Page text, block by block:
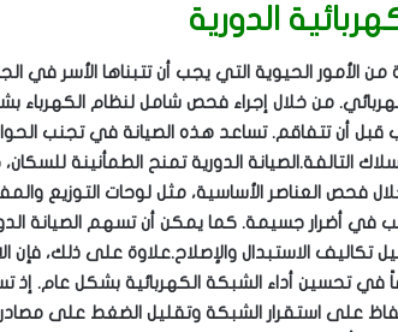
الدورية
من الأمور الحيوية التي يجب أن تتبناها الأسر في
من خلال إجراء فحص شامل لنظام
أن تتفاقم. تساعد هذه الصيانة في تجنب
التالفة.الصيانة الدورية تمنح الطمأنينة
فحص العناصر الأساسية، مثل لوحات التوزيع
في أضرار جسيمة. كما يمكن أن تسهم الصيانة
تكاليف الاستبدال والإصلاح.علاوة على ذلك، فإن
في تحسين أداء الشبكة الكهربائية بشكل عام.
على استقرار الشبكة وتقليل الضغط على